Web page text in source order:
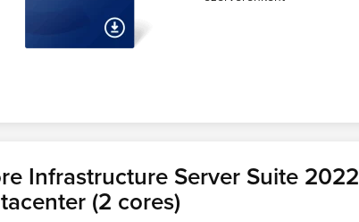
Infrastructure Server Suite 2022
(2 cores)